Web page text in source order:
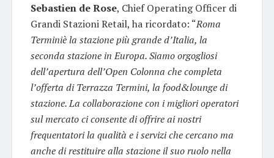
Sebastien de Rose, Chief Operating Officer di
Grandi Stazioni Retail, ha ricordato: “Roma
Terminiè la stazione più grande d’Italia, la
seconda stazione in Europa. Siamo orgogliosi
dell’apertura dell’Open Colonna che completa
l’offerta di Terrazza Termini, la food&lounge di
stazione. La collaborazione con i migliori operatori
sul mercato ci consente di offrire ai nostri
frequentatori la qualità e i servizi che cercano ma
anche di restituire alla stazione il suo ruolo nella